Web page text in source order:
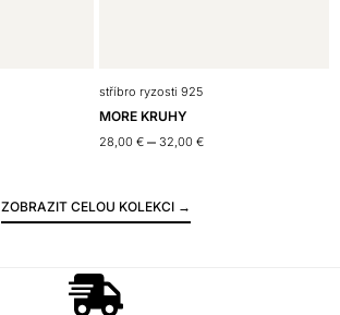
stříbro ryzosti 925
MORE KRUHY
28,00 € – 32,00 €
ZOBRAZIT CELOU KOLEKCI →